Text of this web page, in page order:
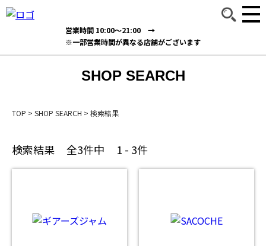
営業時間 10:00～21:00 →
※一部営業時間が異なる店舗がございます
SHOP SEARCH
TOP > SHOP SEARCH > 検索結果
検索結果 全3件中 1 - 3件